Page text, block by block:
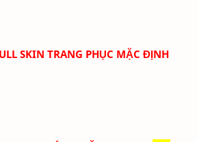
SKIN TRANG PHỤC MẶC ĐỊNH